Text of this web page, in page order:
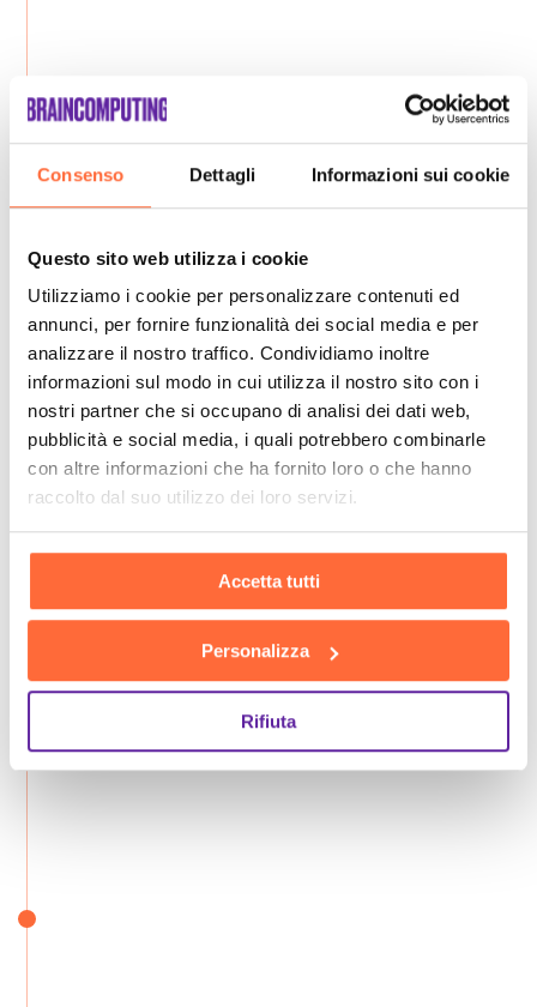
Consenso Dettagli Informazioni sui cookie
Questo sito web utilizza i cookie
Utilizziamo i cookie per personalizzare contenuti ed
annunci, per fornire funzionalità dei social media e per
analizzare il nostro traffico. Condividiamo inoltre
informazioni sul modo in cui utilizza il nostro sito con i
nostri partner che si occupano di analisi dei dati web,
pubblicità e social media, i quali potrebbero combinarle
con altre informazioni che ha fornito loro o che hanno
raccolto dal suo utilizzo dei loro servizi.
Accetta tutti
Personalizza
Rifiuta